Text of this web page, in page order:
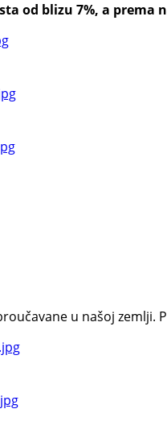
od blizu 7%, a
u našoj zemlji.